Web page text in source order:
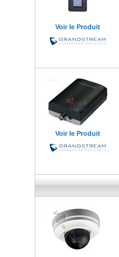
Voir le Produit
Voir le Produit